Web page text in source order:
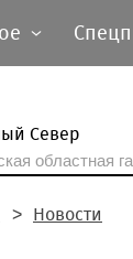
областная
Новости